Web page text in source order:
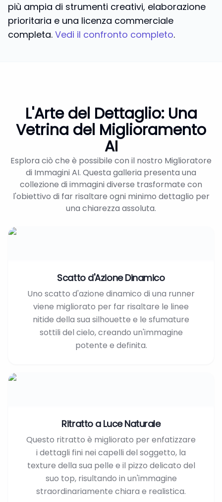
più ampia di strumenti creativi, elaborazione
prioritaria e una licenza commerciale
completa. Vedi il confronto completo.
L'Arte del Dettaglio: Una
Vetrina del Miglioramento
AI
Esplora ciò che è possibile con il nostro Miglioratore
di Immagini AI. Questa galleria presenta una
collezione di immagini diverse trasformate con
l'obiettivo di far risaltare ogni minimo dettaglio per
una chiarezza assoluta.
Scatto d'Azione Dinamico
Uno scatto d'azione dinamico di una runner
viene migliorato per far risaltare le linee
nitide della sua silhouette e le sfumature
sottili del cielo, creando un'immagine
potente e definita.
Ritratto a Luce Naturale
Questo ritratto è migliorato per enfatizzare
i dettagli fini nei capelli del soggetto, la
texture della sua pelle e il pizzo delicato del
suo top, risultando in un'immagine
straordinariamente chiara e realistica.